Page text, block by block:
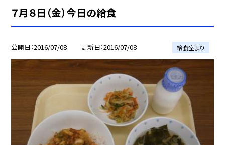
７月８日（金）今日の給食
公開日 2016/07/08 更新日 2016/07/08 給食室より